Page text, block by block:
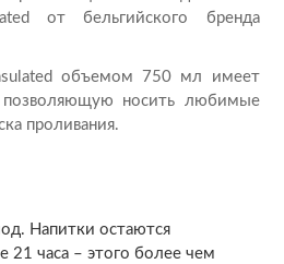
от бельгийского бренда
объемом 750 мл имеет
носить любимые
проливания.
Напитки остаются
21 часа – этого более чем